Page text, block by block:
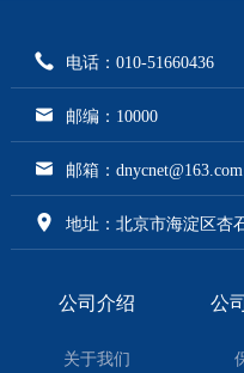
电话：010-51660436
邮编：10000
邮箱：dnycnet@163.com
地址：北京市海淀区杏
公司介绍
关于我们
公